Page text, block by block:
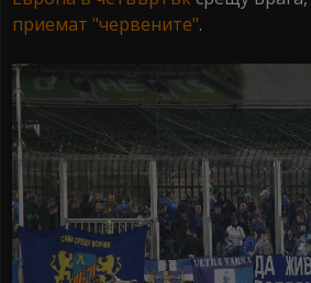
приемат "червените".